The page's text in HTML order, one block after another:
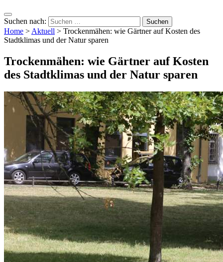
Suchen nach:
Home >Aktuell > Trockenmähen: wie Gärtner auf Kosten des
Stadtklimas und der Natur sparen
Trockenmähen: wie Gärtner auf Kosten
des Stadtklimas und der Natur sparen